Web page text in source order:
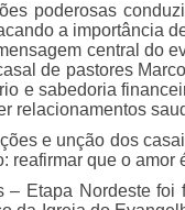
poderosas
a
central do
de pastores
e sabedoria
relacionamentos
e unção dos
reafirmar que o
Etapa Nordeste